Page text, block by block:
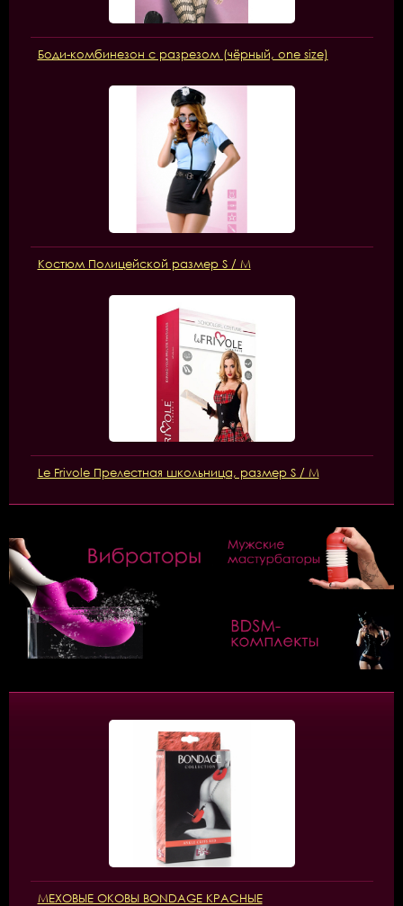
Боди-комбинезон с разрезом (чёрный, one size)
Костюм Полицейской размер S / M
Le Frivole Прелестная школьница, размер S / M
МЕХОВЫЕ ОКОВЫ BONDAGE КРАСНЫЕ